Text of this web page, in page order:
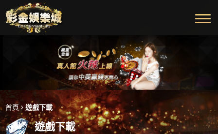
首頁 遊戲下載
遊戲下載